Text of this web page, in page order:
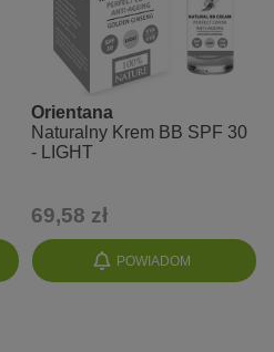
POWIADOM
Orientana
Naturalny Krem BB SPF 30
- LIGHT
69,58 zł